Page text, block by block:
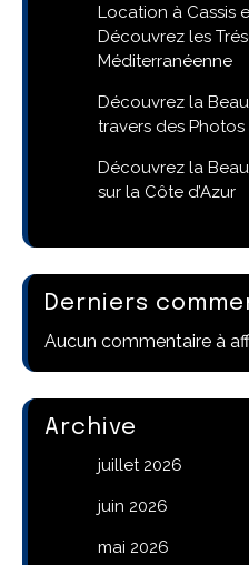
Location à Cassis
Découvrez les
Méditerranéenne
Découvrez la
travers des
Découvrez la
sur la Côte d’Azur
Derniers
Aucun commentaire à
Archive
juillet 2026
juin 2026
mai 2026